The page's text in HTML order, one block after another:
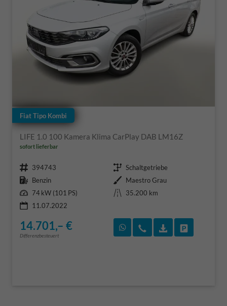
Fiat Tipo Kombi
LIFE 1.0 100 Kamera Klima CarPlay DAB LM16Z
sofort lieferbar
Fahrzeugnr. 394743 Getriebe Schaltgetriebe
Kraftstoff Benzin Außenfarbe Maestro Grau
Leistung 74 kW (101 PS) Kilometerstand
35.200 km
11.07.2022
14.701,– €
Differenzbesteuert
Rückruf vereinbaren
Wir rufen Sie an